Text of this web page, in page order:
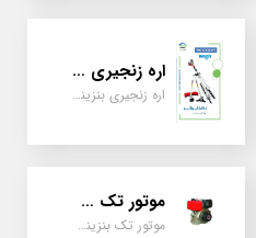
اره زنجیری / علفتراش
اره زنجیری بنزینی ، علفتراش دو زمانه و چهار زمانه ، دوشی و پشتی
موتور تک سیلندر
موتور تک بنزینی ، دیزلی، کارتینگی ، تیلری